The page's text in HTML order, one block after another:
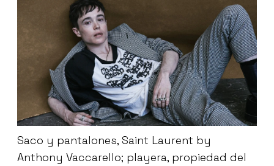
Saco y pantalones, Saint Laurent by
Anthony Vaccarello; playera, propiedad del